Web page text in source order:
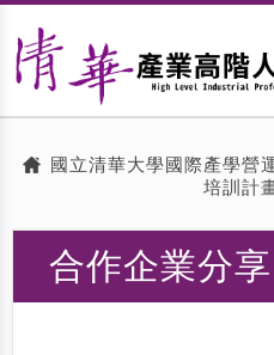
國立清華大學國際產學營
培訓計
合作企業分享